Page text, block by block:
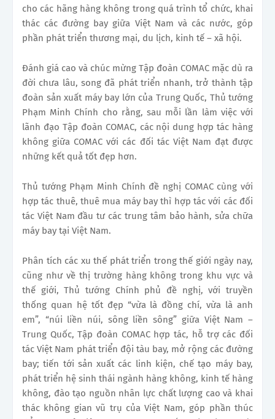
cho các hãng hàng không trong quá trình tổ chức, khai
thác các đường bay giữa Việt Nam và các nước, góp
phần phát triển thương mại, du lịch, kinh tế – xã hội.
Đánh giá cao và chúc mừng Tập đoàn COMAC mặc dù ra
đời chưa lâu, song đã phát triển nhanh, trở thành tập
đoàn sản xuất máy bay lớn của Trung Quốc, Thủ tướng
Phạm Minh Chính cho rằng, sau mỗi lần làm việc với
lãnh đạo Tập đoàn COMAC, các nội dung hợp tác hàng
không giữa COMAC với các đối tác Việt Nam đạt được
những kết quả tốt đẹp hơn.
Thủ tướng Phạm Minh Chính đề nghị COMAC cùng với
hợp tác thuê, thuê mua máy bay thì hợp tác với các đối
tác Việt Nam đầu tư các trung tâm bảo hành, sửa chữa
máy bay tại Việt Nam.
Phân tích các xu thế phát triển trong thế giới ngày nay,
cũng như về thị trường hàng không trong khu vực và
thế giới, Thủ tướng Chính phủ đề nghị, với truyền
thống quan hệ tốt đẹp “vừa là đồng chí, vừa là anh
em”, “núi liền núi, sông liền sông” giữa Việt Nam –
Trung Quốc, Tập đoàn COMAC hợp tác, hỗ trợ các đối
tác Việt Nam phát triển đội tàu bay, mở rộng các đường
bay; tiến tới sản xuất các linh kiện, chế tạo máy bay,
phát triển hệ sinh thái ngành hàng không, kinh tế hàng
không, đào tạo nguồn nhân lực chất lượng cao và khai
thác không gian vũ trụ của Việt Nam, góp phần thúc